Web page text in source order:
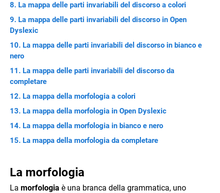
La mappa delle parti invariabili del discorso a colori
La mappa delle parti invariabili del discorso in Open
Dyslexic
La mappa delle parti invariabili del discorso in bianco e
nero
La mappa delle parti invariabili del discorso da
completare
La mappa della morfologia a colori
La mappa della morfologia in Open Dyslexic
La mappa della morfologia in bianco e nero
La mappa della morfologia da completare
La morfologia
La morfologia è una branca della grammatica, uno